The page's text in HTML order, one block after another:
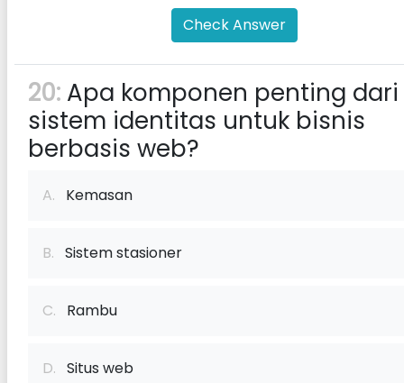
Check Answer
20: Apa komponen penting dari
sistem identitas untuk bisnis
berbasis web?
A. Kemasan
B. Sistem stasioner
C. Rambu
D. Situs web